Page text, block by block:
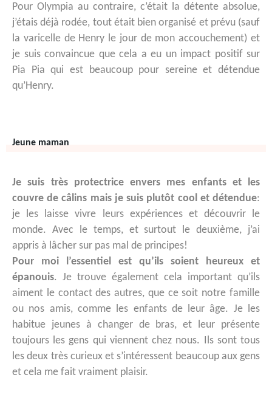
Pour Olympia au contraire, c’était la détente absolue,
j’étais déjà rodée, tout était bien organisé et prévu (sauf
la varicelle de Henry le jour de mon accouchement) et
je suis convaincue que cela a eu un impact positif sur
Pia Pia qui est beaucoup pour sereine et détendue
qu’Henry.
Jeune maman
Je suis très protectrice envers mes enfants et les
couvre de câlins mais je suis plutôt cool et détendue:
je les laisse vivre leurs expériences et découvrir le
monde. Avec le temps, et surtout le deuxième, j’ai
appris à lâcher sur pas mal de principes!
Pour moi l’essentiel est qu’ils soient heureux et
épanouis. Je trouve également cela important qu’ils
aiment le contact des autres, que ce soit notre famille
ou nos amis, comme les enfants de leur âge. Je les
habitue jeunes à changer de bras, et leur présente
toujours les gens qui viennent chez nous. Ils sont tous
les deux très curieux et s’intéressent beaucoup aux gens
et cela me fait vraiment plaisir.